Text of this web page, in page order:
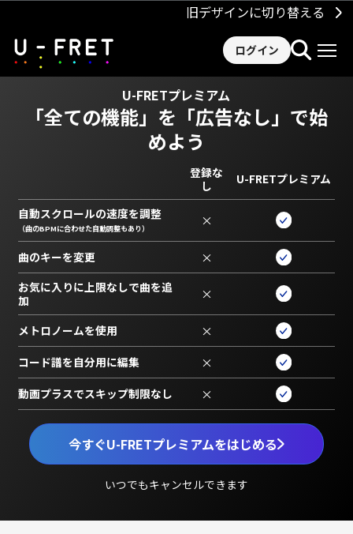
旧デザインに切り替える
ログイン
U-FRETプレミアム
「全ての機能」を 「広告なし」で始
めよう
今すぐU-FRETプレミアムをはじめる
いつでもキャンセルできます
登録な
し
U-FRETプレミアム
自動スクロールの速度を調整
（曲のBPMに合わせた自動調整もあり） ×
曲のキーを変更 ×
お気に入りに上限なしで曲を追
加
×
メトロノームを使用 ×
コード譜を自分用に編集 ×
動画プラスでスキップ制限なし ×